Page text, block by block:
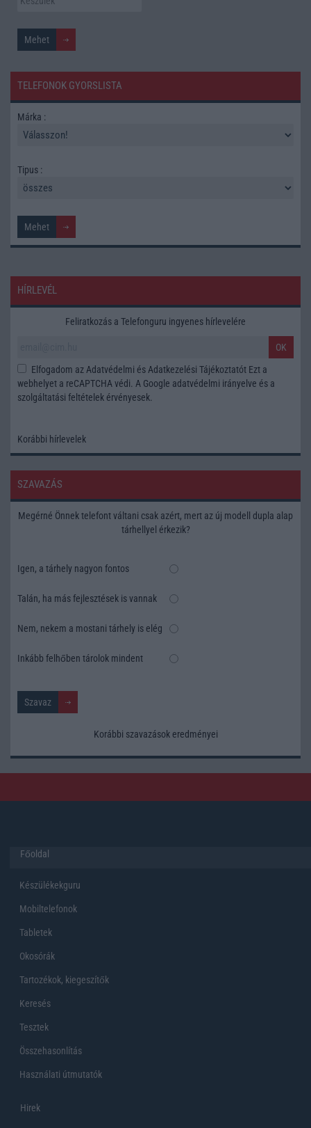
TELEFONOK GYORSLISTA
Márka :
Tipus :
HÍRLEVÉL
Feliratkozás a Telefonguru ingyenes hírlevelére
OK
Elfogadom az Adatvédelmi és Adatkezelési Tájékoztatót Ezt a
webhelyet a reCAPTCHA védi. A Google adatvédelmi irányelve és a
szolgáltatási feltételek érvényesek.
Korábbi hírlevelek
SZAVAZÁS
Megérné Önnek telefont váltani csak azért, mert az új modell dupla alap
tárhellyel érkezik?
Igen, a tárhely nagyon fontos
Talán, ha más fejlesztések is vannak
Nem, nekem a mostani tárhely is elég
Inkább felhőben tárolok mindent
Korábbi szavazások eredményei
Főoldal
Készülékekguru
Mobiltelefonok
Tabletek
Okosórák
Tartozékok, kiegeszítők
Keresés
Tesztek
Összehasonlítás
Használati útmutatók
Hirek